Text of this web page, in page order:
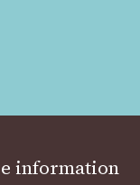
information